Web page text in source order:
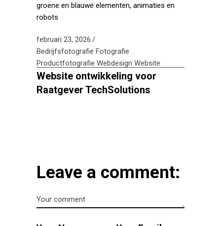
februari 23, 2026
Bedrijfsfotografie Fotografie
Productfotografie Webdesign Website
Website ontwikkeling voor
Raatgever TechSolutions
Leave a comment: